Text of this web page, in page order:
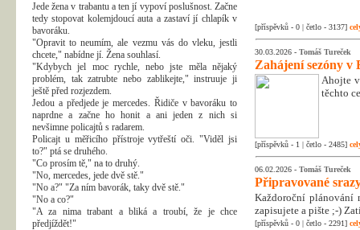
Jede žena v trabantu a ten jí vypoví poslušnost. Začne
tedy stopovat kolemjdoucí auta a zastaví jí chlapík v
bavoráku.
"Opravit to neumím, ale vezmu vás do vleku, jestli
chcete," nabídne jí. Žena souhlasí.
"Kdybych jel moc rychle, nebo jste měla nějaký
problém, tak zatrubte nebo zablikejte," instruuje ji
ještě před rozjezdem.
Jedou a předjede je mercedes. Řidiče v bavoráku to
naprdne a začne ho honit a ani jeden z nich si
nevšimne policajtů s radarem.
Policajt u měřicího přístroje vytřeští oči. "Viděl jsi
to?" ptá se druhého.
"Co prosím tě," na to druhý.
"No, mercedes, jede dvě stě."
"No a?" "Za ním bavorák, taky dvě stě."
"No a co?"
"A za nima trabant a bliká a troubí, že je chce
předjíždět!"
[příspěvků - 0 | četlo - 3137]
30.03.2026 - Tomáš Tureček
Zahájení sezóny v
Ahojte
těchto
[příspěvků - 1 | četlo - 2485]
06.02.2026 - Tomáš Tureček
Připravované
Každoroční plánování
zapisujete a pište ;-)
[příspěvků - 0 | četlo - 2291]